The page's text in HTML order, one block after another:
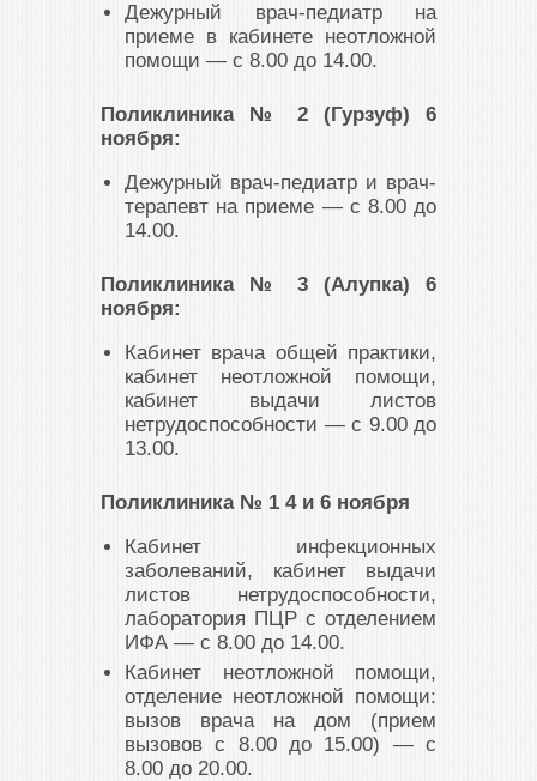
Дежурный врач-педиатр на
приеме в кабинете неотложной
помощи — с 8.00 до 14.00.
Поликлиника № 2 (Гурзуф) 6
ноября:
Дежурный врач-педиатр и врач-
терапевт на приеме — с 8.00 до
14.00.
Поликлиника № 3 (Алупка) 6
ноября:
Кабинет врача общей практики,
кабинет неотложной помощи,
кабинет выдачи листов
нетрудоспособности — с 9.00 до
13.00.
Поликлиника № 1 4 и 6 ноября
Кабинет инфекционных
заболеваний, кабинет выдачи
листов нетрудоспособности,
лаборатория ПЦР с отделением
ИФА — с 8.00 до 14.00.
Кабинет неотложной помощи,
отделение неотложной помощи:
вызов врача на дом (прием
вызовов с 8.00 до 15.00) — с
8.00 до 20.00.